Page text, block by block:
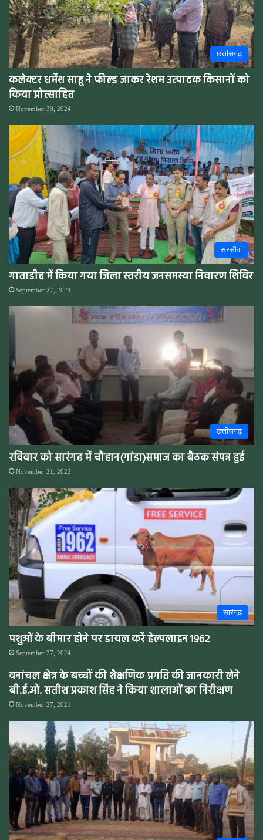
छत्तीसगढ़
कलेक्टर धर्मेश साहू ने फील्ड जाकर रेशम उत्पादक किसानों को
किया प्रोत्साहित
November 30, 2024
सरसीवांं
गाताडीह में किया गया जिला स्तरीय जनसमस्या निवारण शिविर
September 27, 2024
छत्तीसगढ़
रविवार को सारंगढ में चौहान(गांडा)समाज का बैठक संपन्न हुई
November 21, 2022
सारंगढ़
पशुओं के बीमार होने पर डायल करें हेल्पलाइन 1962
September 27, 2024
वनांचल क्षेत्र के बच्चों की शैक्षणिक प्रगति की जानकारी लेने
बी.ई.ओ. सतीश प्रकाश सिंह ने किया शालाओं का निरीक्षण
November 27, 2021